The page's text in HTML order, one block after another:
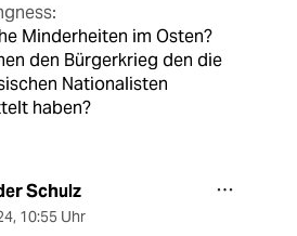
Minderheiten im Osten?
den Bürgerkrieg den die
Nationalisten
haben?
Schulz
, 10:55 Uhr